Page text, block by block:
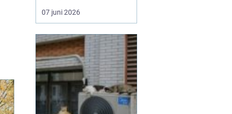
villaägare och
fastighetsägare i
växlande regn, snö, is
och starka vindar ställer
höga krav på takets
konstruktion, materialval
och utförande. Ett
genomtänkt ta...
07 juni 2026